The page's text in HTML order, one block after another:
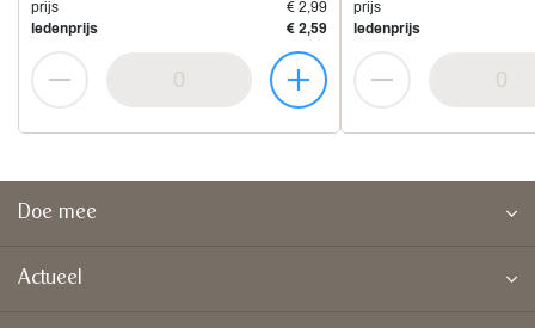
prijs
€ 2,99
ledenprijs
€ 2,59
prijs
ledenprijs
Doe mee
Actueel